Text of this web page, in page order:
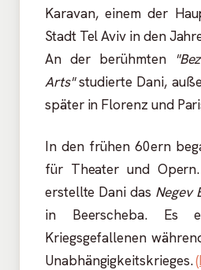
Karavan, einem der
Stadt Tel Aviv in den
An der berühmten
Arts"studierte Dani,
später in Florenz und
In den frühen 60ern
für Theater und
erstellte Dani das Negev
in Beerscheba. Es
Kriegsgefallenen
Unabhängigkeitskrieges.